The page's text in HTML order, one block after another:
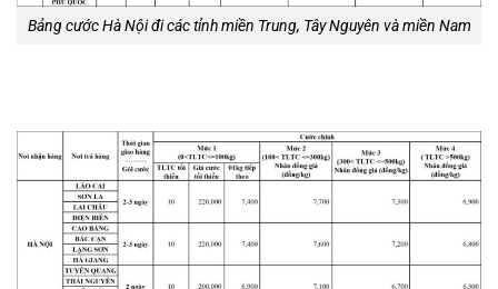
Bảng cước Hà Nội đi các tỉnh miền Trung, Tây Nguyên và miền Nam